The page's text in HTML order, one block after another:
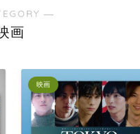
―
画
映画